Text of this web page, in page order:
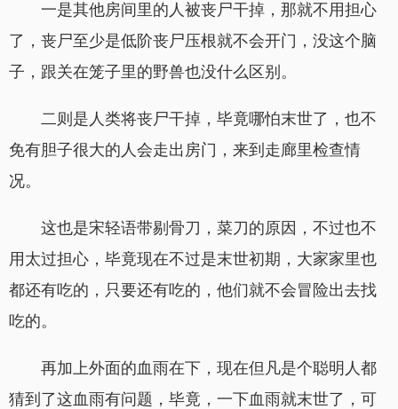
一是其他房间里的人被丧尸干掉，那就不用担心
了，丧尸至少是低阶丧尸压根就不会开门，没这个脑
子，跟关在笼子里的野兽也没什么区别。
二则是人类将丧尸干掉，毕竟哪怕末世了，也不
免有胆子很大的人会走出房门，来到走廊里检查情
况。
这也是宋轻语带剔骨刀，菜刀的原因，不过也不
用太过担心，毕竟现在不过是末世初期，大家家里也
都还有吃的，只要还有吃的，他们就不会冒险出去找
吃的。
再加上外面的血雨在下，现在但凡是个聪明人都
猜到了这血雨有问题，毕竟，一下血雨就末世了，可